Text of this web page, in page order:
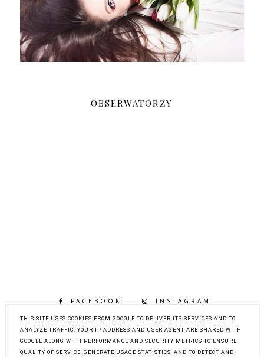
OBSERWATORZY
FACEBOOK INSTAGRAM
BLOGLOVIN
THIS SITE USES COOKIES FROM GOOGLE TO DELIVER ITS SERVICES AND TO
ANALYZE TRAFFIC. YOUR IP ADDRESS AND USER-AGENT ARE SHARED WITH
GOOGLE ALONG WITH PERFORMANCE AND SECURITY METRICS TO ENSURE
QUALITY OF SERVICE, GENERATE USAGE STATISTICS, AND TO DETECT AND